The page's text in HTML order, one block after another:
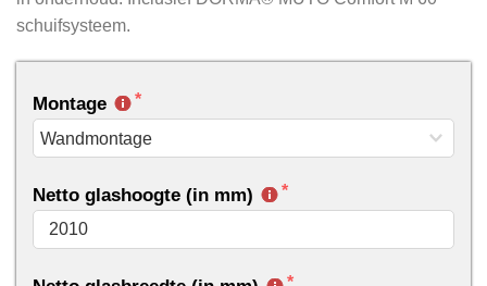
schuifsysteem.
Montage
Netto glashoogte (in mm)